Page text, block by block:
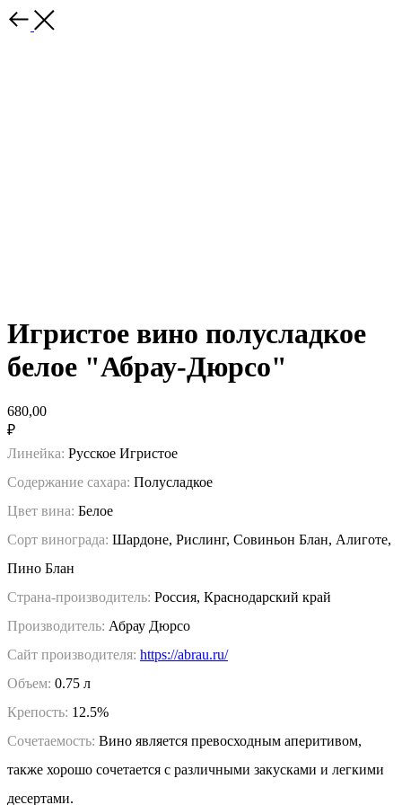
Игристое вино полусладкое
белое "Абрау-Дюрсо"
680,00
₽
Линейка: Русское Игристое
Содержание сахара: Полусладкое
Цвет вина: Белое
Сорт винограда: Шардоне, Рислинг, Совиньон Блан, Алиготе,
Пино Блан
Страна-производитель: Россия, Краснодарский край
Производитель: Абрау Дюрсо
Сайт производителя: https://abrau.ru/
Объем: 0.75 л
Крепость: 12.5%
Сочетаемость: Вино является превосходным аперитивом,
также хорошо сочетается с различными закусками и легкими
десертами.